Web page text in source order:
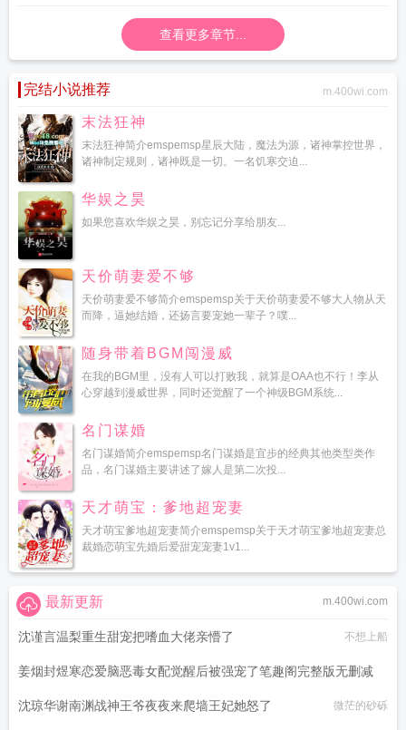
查看更多章节...
完结小说推荐 m.400wi.com
末法狂神
末法狂神简介emspemsp星辰大陆，魔法为源，诸神掌控世界，
诸神制定规则，诸神既是一切。一名饥寒交迫...
华娱之昊
如果您喜欢华娱之昊，别忘记分享给朋友...
天价萌妻爱不够
天价萌妻爱不够简介emspemsp关于天价萌妻爱不够大人物从天
而降，逼她结婚，还扬言要宠她一辈子？噗...
随身带着BGM闯漫威
在我的BGM里，没有人可以打败我，就算是OAA也不行！李从
心穿越到漫威世界，同时还觉醒了一个神级BGM系统...
名门谋婚
名门谋婚简介emspemsp名门谋婚是宜步的经典其他类型类作
品，名门谋婚主要讲述了嫁人是第二次投...
天才萌宝：爹地超宠妻
天才萌宝爹地超宠妻简介emspemsp关于天才萌宝爹地超宠妻总
裁婚恋萌宝先婚后爱甜宠宠妻1v1...
m.400wi.com
最新更新
沈谨言温梨重生甜宠把嗜血大佬亲懵了 不想上船
姜烟封煜寒恋爱脑恶毒女配觉醒后被强宠了笔趣阁完整版无删减
火出天际
沈琼华谢南渊战神王爷夜夜来爬墙王妃她怒了 微茫的砂砾